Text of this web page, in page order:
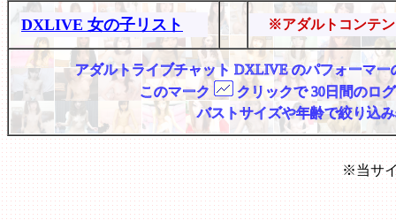
DXLIVE 女の子リスト ※アダルトコンテ
アダルトライブチャット DXLIVE のパフォーマ
このマーク
クリックで 30日間のロ
バストサイズや年齢で絞り込
※当サ